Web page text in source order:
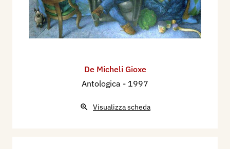
De Micheli Gioxe
Antologica - 1997
Visualizza scheda